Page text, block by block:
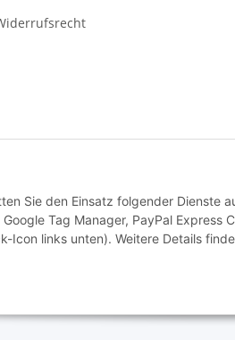
Sie den Einsatz folgender Dienste
Tag Manager, PayPal Express
Icon links unten). Weitere Details
© Furni24 GmbH · DE-46446